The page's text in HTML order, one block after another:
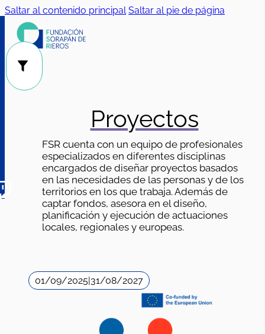
Saltar al contenido principal Saltar al pie de página
Proyectos
FSR cuenta con un equipo de profesionales
especializados en diferentes disciplinas
encargados de diseñar proyectos basados
en las necesidades de las personas y de los
territorios en los que trabaja. Además de
captar fondos, asesora en el diseño,
planificación y ejecución de actuaciones
locales, regionales y europeas.
01/09/2025|31/08/2027